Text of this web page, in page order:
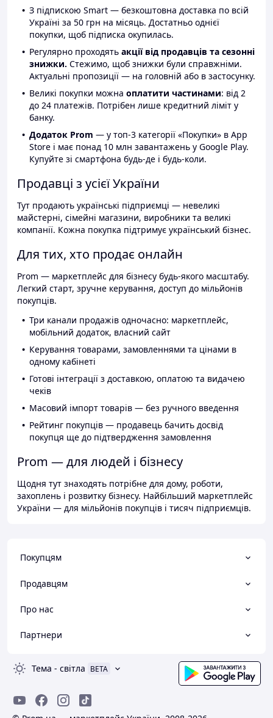
З підпискою Smart — безкоштовна доставка по всій
Україні за 50 грн на місяць. Достатньо однієї
покупки, щоб підписка окупилась.
Регулярно проходять акції від продавців та сезонні
знижки. Стежимо, щоб знижки були справжніми.
Актуальні пропозиції — на головній або в застосунку.
Великі покупки можна оплатити частинами: від 2
до 24 платежів. Потрібен лише кредитний ліміт у
банку.
Додаток Prom — у топ-3 категорії «Покупки» в App
Store і має понад 10 млн завантажень у Google Play.
Купуйте зі смартфона будь-де і будь-коли.
Продавці з усієї України
Тут продають українські підприємці — невеликі
майстерні, сімейні магазини, виробники та великі
компанії. Кожна покупка підтримує український бізнес.
Для тих, хто продає онлайн
Prom — маркетплейс для бізнесу будь-якого масштабу.
Легкий старт, зручне керування, доступ до мільйонів
покупців.
Три канали продажів одночасно: маркетплейс,
мобільний додаток, власний сайт
Керування товарами, замовленнями та цінами в
одному кабінеті
Готові інтеграції з доставкою, оплатою та видачею
чеків
Масовий імпорт товарів — без ручного введення
Рейтинг покупців — продавець бачить досвід
покупця ще до підтвердження замовлення
Prom — для людей і бізнесу
Щодня тут знаходять потрібне для дому, роботи,
захоплень і розвитку бізнесу. Найбільший маркетплейс
України — для мільйонів покупців і тисяч підприємців.
Покупцям
Продавцям
Про нас
Партнери
Тема - світла BETA